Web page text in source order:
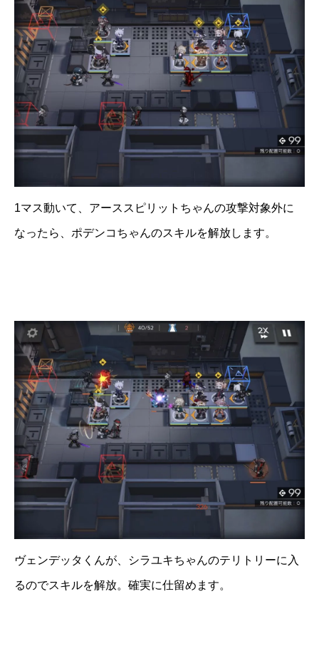
1マス動いて、アーススピリットちゃんの攻撃対象外に
なったら、ポデンコちゃんのスキルを解放します。
ヴェンデッタくんが、シラユキちゃんのテリトリーに入
るのでスキルを解放。確実に仕留めます。